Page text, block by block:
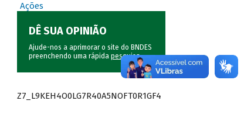
Ações
DÊ SUA OPINIÃO
Ajude-nos a aprimorar o site do BNDES
preenchendo uma rápida pesquisa.
Z7_L9KEH4O0LG7R40A5NOFT0R1GF4